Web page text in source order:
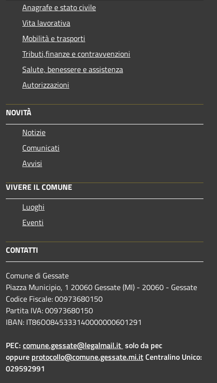
Anagrafe e stato civile
Vita lavorativa
Mobilità e trasporti
Tributi,finanze e contravvenzioni
Salute, benessere e assistenza
Autorizzazioni
NOVITÀ
Notizie
Comunicati
Avvisi
VIVERE IL COMUNE
Luoghi
Eventi
CONTATTI
Comune di Gessate
Piazza Municipio, 1 20060 Gessate (MI) - 20060 - Gessate
Codice Fiscale: 00973680150
Partita IVA: 00973680150
IBAN: IT86O0845333140000000601291
PEC: comune.gessate@legalmail.it solo da pec
oppure protocollo@comune.gessate.mi.itCentralino Unico:
029592991